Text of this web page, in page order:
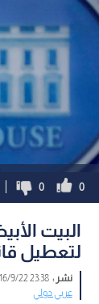
0
0
البيت
لتعطيل
نشر :23:38 2016/9/22
عربي دولي